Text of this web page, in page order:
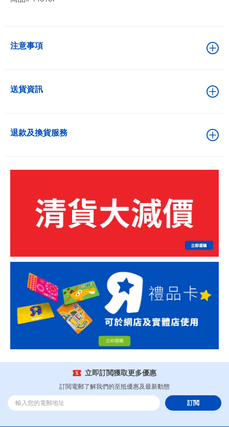
注意事項
送貨資訊
退款及換貨服務
立即訂閲獲取更多優惠
訂閲電郵了解我們的至抵優惠及最新動態
訂閲